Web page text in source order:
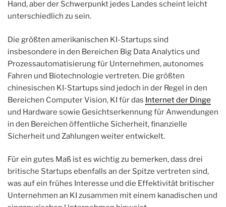
Hand, aber der Schwerpunkt jedes Landes scheint leicht
unterschiedlich zu sein.
Die größten amerikanischen KI-Startups sind
insbesondere in den Bereichen Big Data Analytics und
Prozessautomatisierung für Unternehmen, autonomes
Fahren und Biotechnologie vertreten. Die größten
chinesischen KI-Startups sind jedoch in der Regel in den
Bereichen Computer Vision, KI für das Internet der Dinge
und Hardware sowie Gesichtserkennung für Anwendungen
in den Bereichen öffentliche Sicherheit, finanzielle
Sicherheit und Zahlungen weiter entwickelt.
Für ein gutes Maß ist es wichtig zu bemerken, dass drei
britische Startups ebenfalls an der Spitze vertreten sind,
was auf ein frühes Interesse und die Effektivität britischer
Unternehmen an KI zusammen mit einem kanadischen und